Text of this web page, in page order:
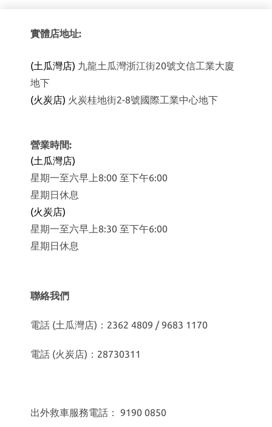
實體店地址:
(土瓜灣店) 九龍土瓜灣浙江街20號文信工業大廈
地下
(火炭店) 火炭桂地街2-8號國際工業中心地下
營業時間:
(土瓜灣店)
星期一至六早上8:00 至下午6:00
星期日休息
(火炭店)
星期一至六早上8:30 至下午6:00
星期日休息
聯絡我們
電話 (土瓜灣店)：2362 4809 / 9683 1170
電話 (火炭店)：28730311
出外救車服務電話： 9190 0850